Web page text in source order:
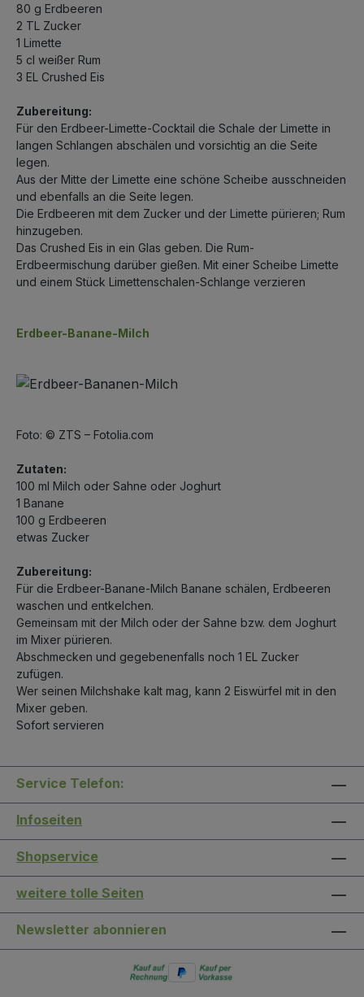
80 g Erdbeeren
2 TL Zucker
1 Limette
5 cl weißer Rum
3 EL Crushed Eis
Zubereitung:
Für den Erdbeer-Limette-Cocktail die Schale der Limette in
langen Schlangen abschälen und vorsichtig an die Seite
legen.
Aus der Mitte der Limette eine schöne Scheibe ausschneiden
und ebenfalls an die Seite legen.
Die Erdbeeren mit dem Zucker und der Limette pürieren; Rum
hinzugeben.
Das Crushed Eis in ein Glas geben. Die Rum-
Erdbeermischung darüber gießen. Mit einer Scheibe Limette
und einem Stück Limettenschalen-Schlange verzieren
Erdbeer-Banane-Milch
Foto: © ZTS – Fotolia.com
Zutaten:
100 ml Milch oder Sahne oder Joghurt
1 Banane
100 g Erdbeeren
etwas Zucker
Zubereitung:
Für die Erdbeer-Banane-Milch Banane schälen, Erdbeeren
waschen und entkelchen.
Gemeinsam mit der Milch oder der Sahne bzw. dem Joghurt
im Mixer pürieren.
Abschmecken und gegebenenfalls noch 1 EL Zucker
zufügen.
Wer seinen Milchshake kalt mag, kann 2 Eiswürfel mit in den
Mixer geben.
Sofort servieren
Service Telefon:
Infoseiten
Shopservice
weitere tolle Seiten
Newsletter abonnieren